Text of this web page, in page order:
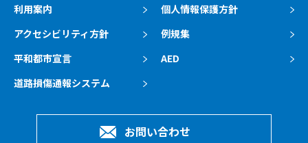
利用案内
個人情報保護方針
アクセシビリティ方針
例規集
平和都市宣言
AED
道路損傷通報システム
お問い合わせ